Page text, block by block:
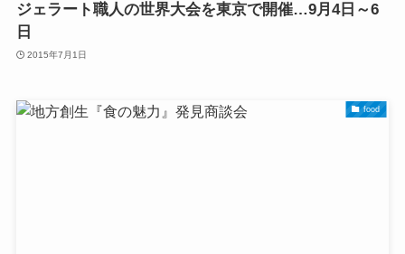
ジェラート職人の世界大会を東京で開催…9月4日～6
日
2015年7月1日
food